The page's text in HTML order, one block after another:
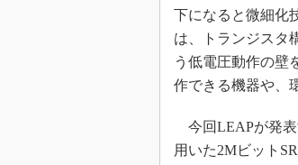
下になると微細化
は、トランジスタ
う低電圧動作の壁
作できる機器や、
今回LEAPが発表
用いた2Mビット